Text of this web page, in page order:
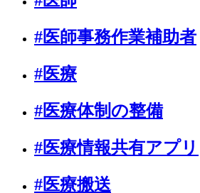
#医師事務作業補助者
#医療
#医療体制の整備
#医療情報共有アプリ
#医療搬送